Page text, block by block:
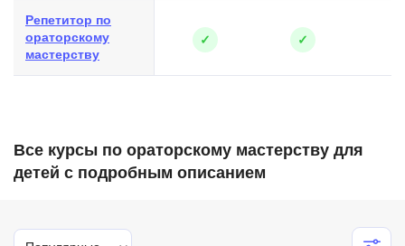
Репетитор по
ораторскому
мастерству
✓ ✓
Все курсы по ораторскому мастерству для
детей с подробным описанием